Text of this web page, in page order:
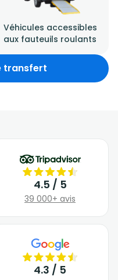
Véhicules accessibles
aux fauteuils roulants
transfert
4.5 / 5
39 000+ avis
4.3 / 5